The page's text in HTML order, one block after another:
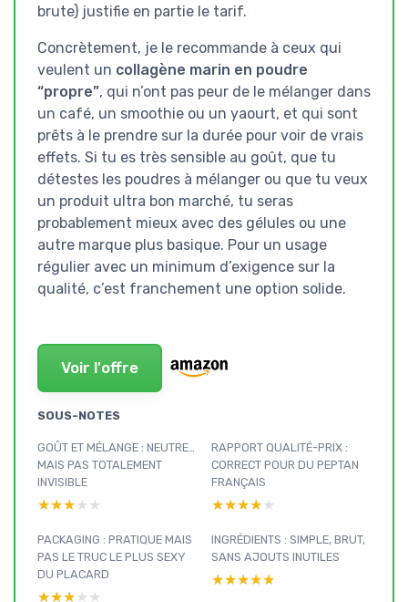
brute) justifie en partie le tarif.
Concrètement, je le recommande à ceux qui
veulent un collagène marin en poudre
“propre”, qui n’ont pas peur de le mélanger dans
un café, un smoothie ou un yaourt, et qui sont
prêts à le prendre sur la durée pour voir de vrais
effets. Si tu es très sensible au goût, que tu
détestes les poudres à mélanger ou que tu veux
un produit ultra bon marché, tu seras
probablement mieux avec des gélules ou une
autre marque plus basique. Pour un usage
régulier avec un minimum d’exigence sur la
qualité, c’est franchement une option solide.
Voir l'offre
SOUS-NOTES
GOÛT ET MÉLANGE : NEUTRE…
MAIS PAS TOTALEMENT
INVISIBLE
★★★★★
★★★★★
RAPPORT QUALITÉ-PRIX :
CORRECT POUR DU PEPTAN
FRANÇAIS
★★★★★
★★★★★
PACKAGING : PRATIQUE MAIS
PAS LE TRUC LE PLUS SEXY
DU PLACARD
★★★★★
★★★★★
INGRÉDIENTS : SIMPLE, BRUT,
SANS AJOUTS INUTILES
★★★★★
★★★★★